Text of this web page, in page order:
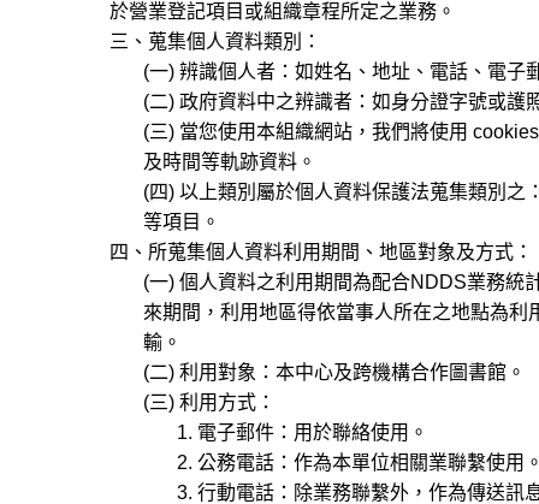
於營業登記項目或組織章程所定之業務。
三、蒐集個人資料類別：
(一) 辨識個人者：如姓名、地址、電話、電子
(二) 政府資料中之辨識者：如身分證字號或護
(三) 當您使用本組織網站，我們將使用 cookies
及時間等軌跡資料。
(四) 以上類別屬於個人資料保護法蒐集類別之
等項目。
四、所蒐集個人資料利用期間、地區對象及方式：
(一) 個人資料之利用期間為配合NDDS業務統
來期間，利用地區得依當事人所在之地點為利
輸。
(二) 利用對象：本中心及跨機構合作圖書館。
(三) 利用方式：
1. 電子郵件：用於聯絡使用。
2. 公務電話：作為本單位相關業聯繫使用
3. 行動電話：除業務聯繫外，作為傳送訊